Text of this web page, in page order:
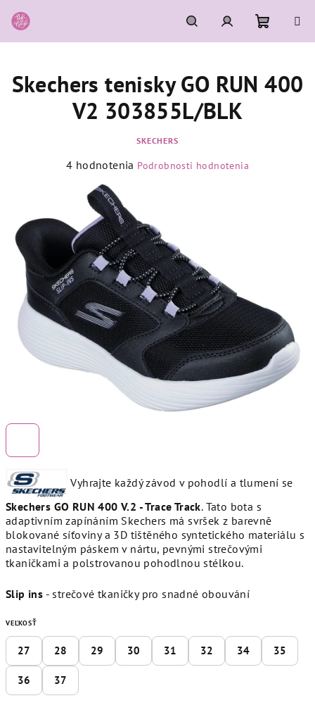
na
obsah
HľadaťPrihlásenie
košík
Vyhrajte každý závod v pohodlí a tlumení se
Skechers GO RUN 400 V.2 - Trace Track. Tato bota s
adaptivním zapínáním Skechers má svršek z barevně
blokované síťoviny a 3D tištěného syntetického materiálu s
nastavitelným páskem v nártu, pevnými strečovými
tkaničkami a polstrovanou pohodlnou stélkou.
Slip ins - strečové tkaničky pro snadné obouvání
VEĽKOSŤ
27 28 29 30 31 32 34 35
36 37
Skechers tenisky GO RUN 400
V2 303855L/BLK
SKECHERS
Priemerné
produktu
4,5
z
5
hviezdičiek.
4 hodnotenia Podrobnosti hodnotenia